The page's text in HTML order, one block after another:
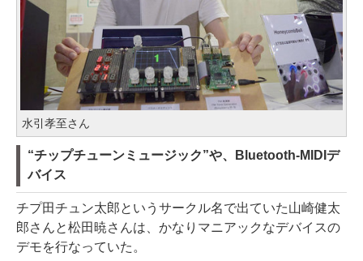
水引孝至さん
“チップチューンミュージック”や、Bluetooth-MIDIデ
バイス
チプ田チュン太郎というサークル名で出ていた山崎健太
郎さんと松田暁さんは、かなりマニアックなデバイスの
デモを行なっていた。